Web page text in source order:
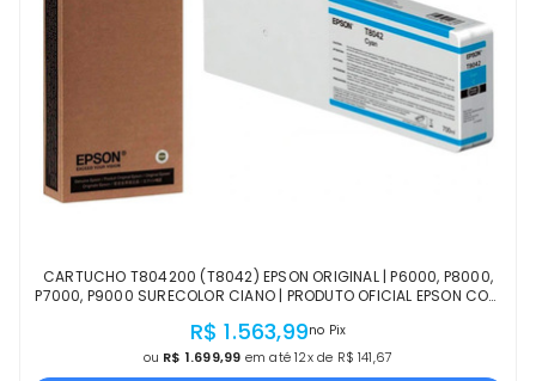
CARTUCHO T804200 (T8042) EPSON ORIGINAL | P6000, P8000,
P7000, P9000 SURECOLOR CIANO | PRODUTO OFICIAL EPSON COM
R$ 1.563,99no Pix
ou R$ 1.699,99 em até 12x de R$ 141,67